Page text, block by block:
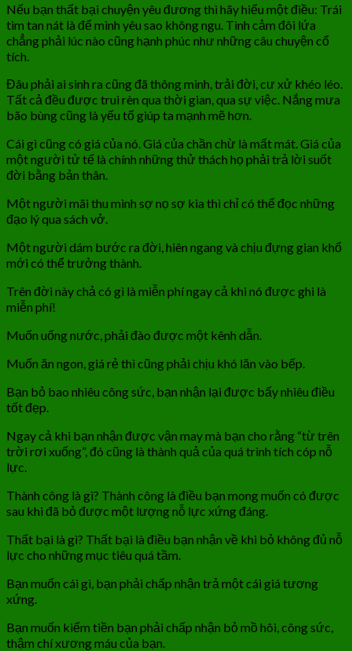
Nếu bạn thất bại chuyện yêu đương thì hãy hiểu một điều: Trái
tim tan nát là để mình yêu sao không ngu. Tình cảm đôi lứa
chẳng phải lúc nào cũng hạnh phúc như những câu chuyện cổ
tích.
Đâu phải ai sinh ra cũng đã thông minh, trải đời, cư xử khéo léo.
Tất cả đều được trui rèn qua thời gian, qua sự việc. Nắng mưa
bão bùng cũng là yếu tố giúp ta mạnh mẽ hơn.
Cái gì cũng có giá của nó. Giá của chần chừ là mất mát. Giá của
một người tử tế là chính những thử thách họ phải trả lời suốt
đời bằng bản thân.
Một người mãi thu mình sợ nọ sợ kia thì chỉ có thể đọc những
đạo lý qua sách vở.
Một người dám bước ra đời, hiên ngang và chịu đựng gian khổ
mới có thể trưởng thành.
Trên đời này chả có gì là miễn phí ngay cả khi nó được ghi là
miễn phí!
Muốn uống nước, phải đào được một kênh dẫn.
Muốn ăn ngon, giá rẻ thì cũng phải chịu khó lăn vào bếp.
Bạn bỏ bao nhiêu công sức, bạn nhận lại được bấy nhiêu điều
tốt đẹp.
Ngay cả khi bạn nhận được vận may mà bạn cho rằng “từ trên
trời rơi xuống”, đó cũng là thành quả của quá trình tích cóp nỗ
lực.
Thành công là gì? Thành công là điều bạn mong muốn có được
sau khi đã bỏ được một lượng nỗ lực xứng đáng.
Thất bại là gì? Thất bại là điều bạn nhận về khi bỏ không đủ nỗ
lực cho những mục tiêu quá tầm.
Bạn muốn cái gì, bạn phải chấp nhận trả một cái giá tương
xứng.
Bạn muốn kiếm tiền bạn phải chấp nhận bỏ mồ hôi, công sức,
thậm chí xương máu của bạn.